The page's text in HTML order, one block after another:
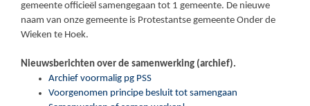
gemeente officieël samengegaan tot 1 gemeente. De nieuwe
naam van onze gemeente is Protestantse gemeente Onder de
Wieken te Hoek.
Nieuwsberichten over de samenwerking (archief).
Archief voormalig pg PSS
Voorgenomen principe besluit tot samengaan